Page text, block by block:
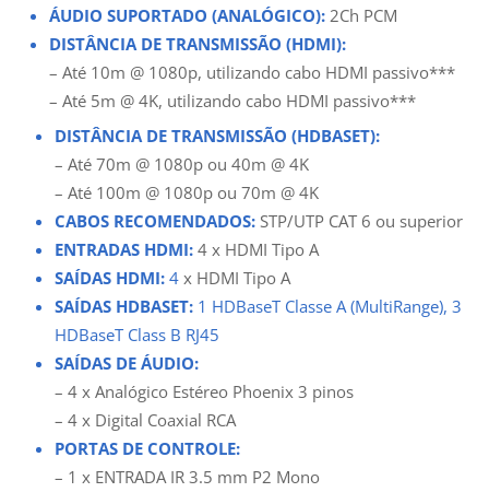
ÁUDIO SUPORTADO (ANALÓGICO): 2Ch PCM
DISTÂNCIA DE TRANSMISSÃO (HDMI):
– Até 10m @ 1080p, utilizando cabo HDMI passivo***
– Até 5m @ 4K, utilizando cabo HDMI passivo***
DISTÂNCIA DE TRANSMISSÃO (HDBASET):
– Até 70m @ 1080p ou 40m @ 4K
– Até 100m @ 1080p ou 70m @ 4K
CABOS RECOMENDADOS: STP/UTP CAT 6 ou superior
ENTRADAS HDMI: 4 x HDMI Tipo A
SAÍDAS HDMI: 4 x HDMI Tipo A
SAÍDAS HDBASET: 1 HDBaseT Classe A (MultiRange), 3
HDBaseT Class B RJ45
SAÍDAS DE ÁUDIO:
– 4 x Analógico Estéreo Phoenix 3 pinos
– 4 x Digital Coaxial RCA
PORTAS DE CONTROLE:
– 1 x ENTRADA IR 3.5 mm P2 Mono